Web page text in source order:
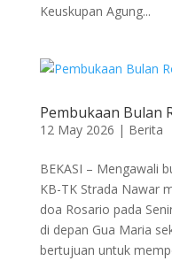
Keuskupan Agung...
Pembukaan Bulan
12 May 2026 | Berita
BEKASI – Mengawali
KB-TK Strada Nawar
doa Rosario pada
di depan Gua Maria
bertujuan untuk